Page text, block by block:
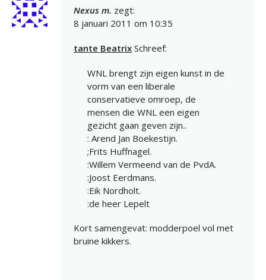
Nexus m. zegt:
8 januari 2011 om 10:35
tante Beatrix Schreef:
WNL brengt zijn eigen kunst in de
vorm van een liberale
conservatieve omroep, de
mensen die WNL een eigen
gezicht gaan geven zijn..
: Arend Jan Boekestijn.
;Frits Huffnagel.
:Willem Vermeend van de PvdA.
:Joost Eerdmans.
:Eik Nordholt.
:de heer Lepelt
Kort samengevat: modderpoel vol met
bruine kikkers.